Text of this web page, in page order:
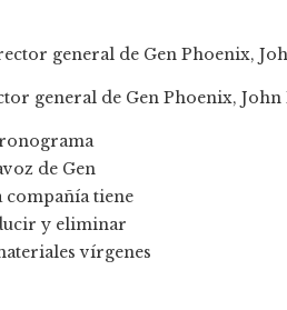
general de Gen Phoenix,
de Gen
tiene
y eliminar
vírgenes